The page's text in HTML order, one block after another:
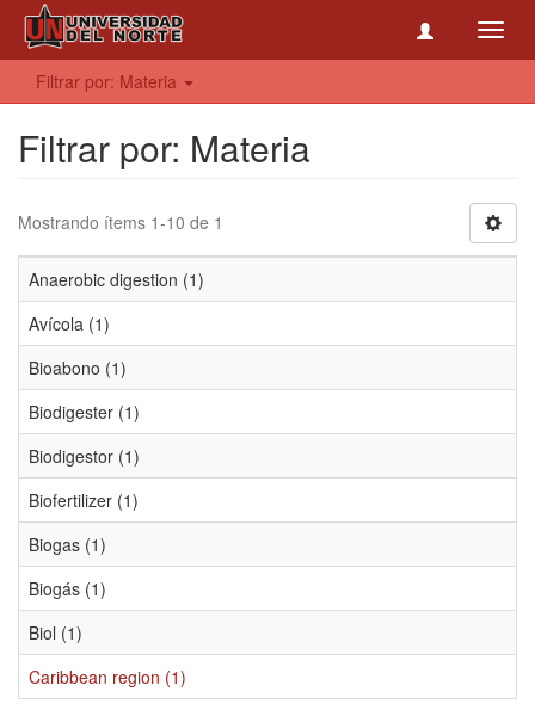
Filtrar por: Materia
Filtrar por: Materia
Mostrando ítems 1-10 de 1
Anaerobic digestion (1)
Avícola (1)
Bioabono (1)
Biodigester (1)
Biodigestor (1)
Biofertilizer (1)
Biogas (1)
Biogás (1)
Biol (1)
Caribbean region (1)